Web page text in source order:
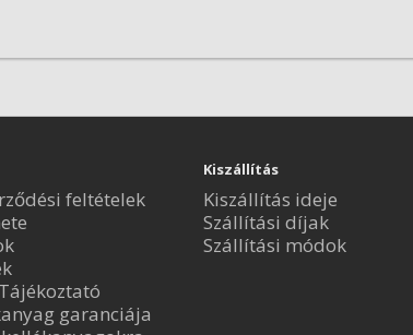
feltételek
garanciája
Kiszállítás
Kiszállítás ideje
Szállítási díjak
Szállítási módok